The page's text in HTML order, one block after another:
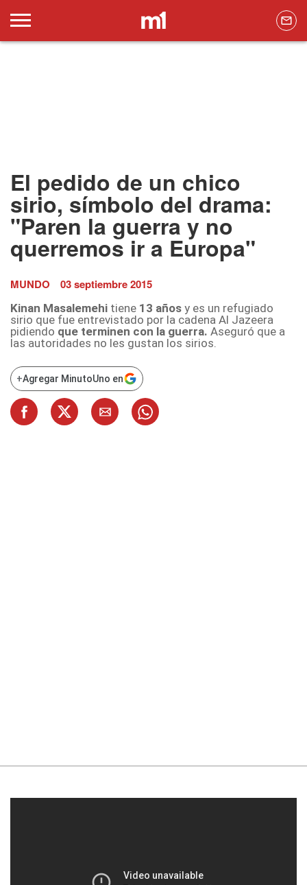
El pedido de un chico
sirio, símbolo del drama:
"Paren la guerra y no
querremos ir a Europa"
MUNDO 03 septiembre 2015
Kinan Masalemehi tiene 13 años y es un refugiado
sirio que fue entrevistado por la cadena Al Jazeera
pidiendo que terminen con la guerra. Aseguró que a
las autoridades no les gustan los sirios.
+Agregar MinutoUno en